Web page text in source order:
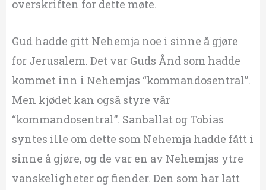
overskriften for dette møte.
Gud hadde gitt Nehemja noe i sinne å gjøre
for Jerusalem. Det var Guds Ånd som hadde
kommet inn i Nehemjas “kommandosentral”.
Men kjødet kan også styre vår
“kommandosentral”. Sanballat og Tobias
syntes ille om dette som Nehemja hadde fått i
sinne å gjøre, og de var en av Nehemjas ytre
vanskeligheter og fiender. Den som har latt